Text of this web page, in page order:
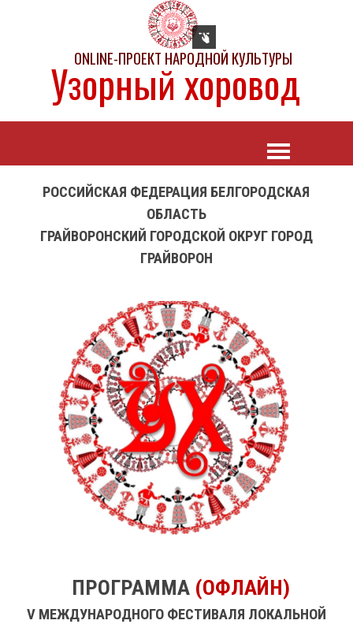
Узорный хоровод
ONLINE-ПРОЕКТ НАРОДНОЙ КУЛЬТУРЫ
РОССИЙСКАЯ ФЕДЕРАЦИЯ БЕЛГОРОДСКАЯ
ОБЛАСТЬ
ГРАЙВОРОНСКИЙ ГОРОДСКОЙ ОКРУГ ГОРОД
ГРАЙВОРОН
ПРОГРАММА (ОФЛАЙН)
VМЕЖДУНАРОДНОГО ФЕСТИВАЛЯ ЛОКАЛЬНОЙ